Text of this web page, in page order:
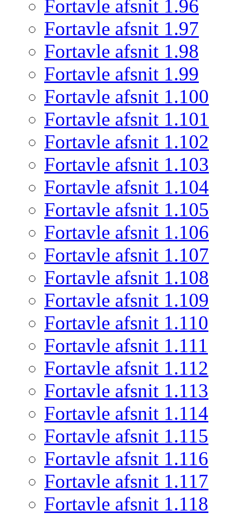
Fortavle afsnit 1.96
Fortavle afsnit 1.97
Fortavle afsnit 1.98
Fortavle afsnit 1.99
Fortavle afsnit 1.100
Fortavle afsnit 1.101
Fortavle afsnit 1.102
Fortavle afsnit 1.103
Fortavle afsnit 1.104
Fortavle afsnit 1.105
Fortavle afsnit 1.106
Fortavle afsnit 1.107
Fortavle afsnit 1.108
Fortavle afsnit 1.109
Fortavle afsnit 1.110
Fortavle afsnit 1.111
Fortavle afsnit 1.112
Fortavle afsnit 1.113
Fortavle afsnit 1.114
Fortavle afsnit 1.115
Fortavle afsnit 1.116
Fortavle afsnit 1.117
Fortavle afsnit 1.118